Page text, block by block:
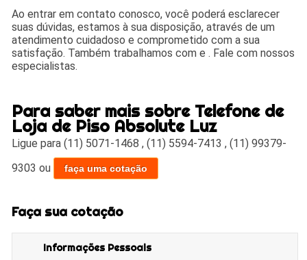
Ao entrar em contato conosco, você poderá esclarecer
suas dúvidas, estamos à sua disposição, através de um
atendimento cuidadoso e comprometido com a sua
satisfação. Também trabalhamos com e . Fale com nossos
especialistas.
Para saber mais sobre Telefone de
Loja de Piso Absolute Luz
Ligue para(11) 5071-1468 ,(11) 5594-7413 ,(11) 99379-
9303 ou faça uma cotação
Faça sua cotação
Informações Pessoais